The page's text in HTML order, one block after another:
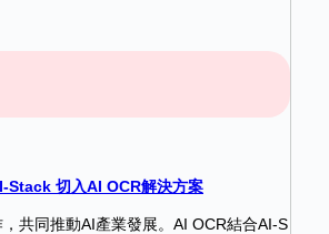
Stack 切入AI OCR解決方案
共同推動AI產業發展。AI OCR結合AI-S